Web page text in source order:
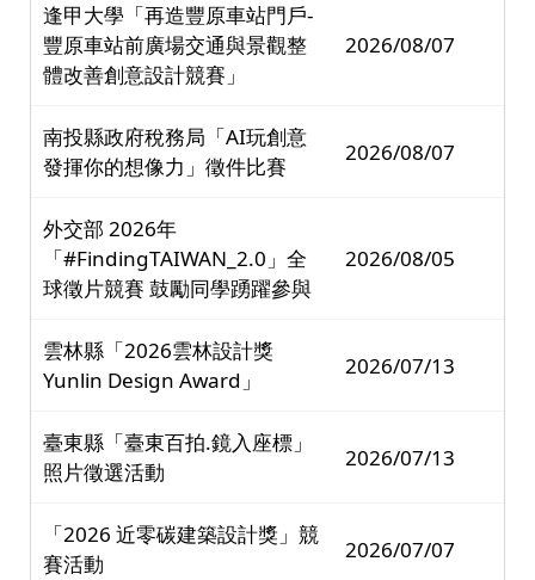
逢甲大學「再造豐原車站門戶-
豐原車站前廣場交通與景觀整
體改善創意設計競賽」
2026/08/07
南投縣政府稅務局「AI玩創意
發揮你的想像力」徵件比賽
2026/08/07
外交部 2026年
「#FindingTAIWAN_2.0」全
球徵片競賽 鼓勵同學踴躍參與
2026/08/05
雲林縣「2026雲林設計獎
Yunlin Design Award」
2026/07/13
臺東縣「臺東百拍.鏡入座標」
照片徵選活動
2026/07/13
「2026 近零碳建築設計獎」競
賽活動
2026/07/07